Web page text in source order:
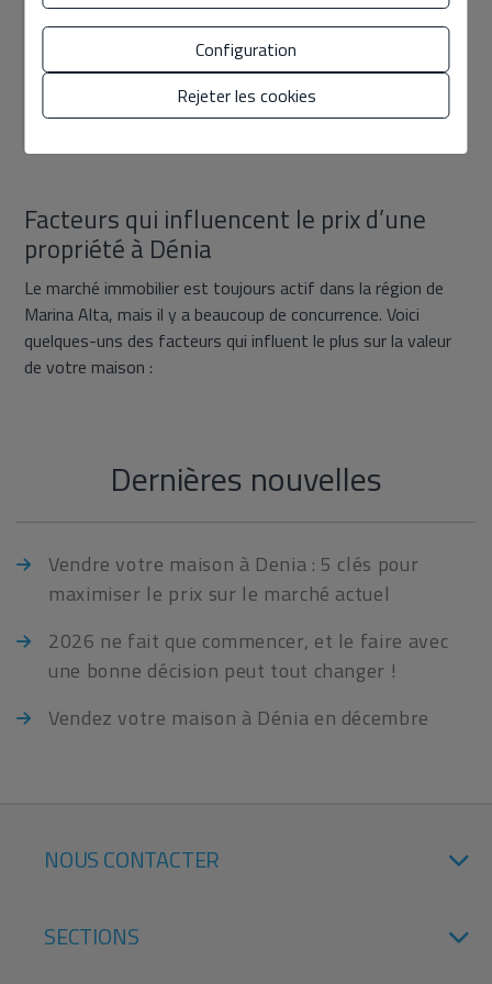
ont payé. Le marché change, et ce que vous considérez
comme juste peut être supérieur ou inférieur à la valeur
réelle.
Le bon prix dès le départ augmente les chances de
Facteurs qui influencent le prix d’une
propriété à Dénia
Le marché immobilier est toujours actif dans la région de
Marina Alta, mais il y a beaucoup de concurrence. Voici
quelques-uns des facteurs qui influent le plus sur la valeur
de votre maison :
Dernières nouvelles
Vendre votre maison à Denia : 5 clés pour
maximiser le prix sur le marché actuel
2026 ne fait que commencer, et le faire avec
une bonne décision peut tout changer !
Vendez votre maison à Dénia en décembre
NOUS CONTACTER
SECTIONS
Configuration
Rejeter les cookies